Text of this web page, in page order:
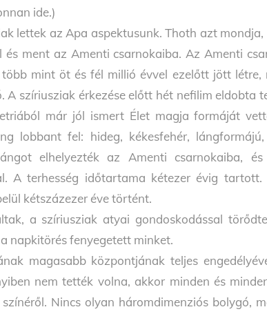
ide.)
lettek az Apa aspektusunk. Thoth azt
ment az Amenti csarnokaiba. Az Amenti
mint öt és fél millió évvel ezelőtt jött létre,
A szíriusziak érkezése előtt hét nefilim eldobta
már jól ismert Élet magja formáját
lobbant fel: hideg, kékesfehér,
elhelyezték az Amenti csarnokaiba,
A terhesség időtartama kétezer évig tartott.
kétszázezer éve történt.
a szíriusziak atyai gondoskodással
napkitörés fenyegetett minket.
magasabb központjának teljes
nem tették volna, akkor minden és
Nincs olyan háromdimenziós bolygó,